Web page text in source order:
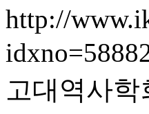
http://
고대역사